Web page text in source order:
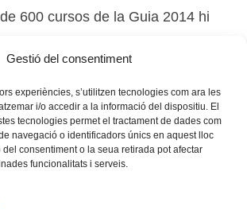
Gestió del consentiment
experiències, s’utilitzen tecnologies com ara les
i/o accedir a la informació del dispositiu. El
tecnologies permet el tractament de dades com
navegació o identificadors únics en aquest lloc
consentiment o la seua retirada pot afectar
funcionalitats i serveis.
600 cursos de la Guia 2014 hi
marca personal.